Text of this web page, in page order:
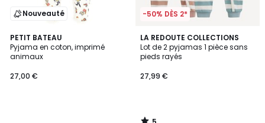
Nouveauté
PETIT BATEAU
Pyjama en coton, imprimé
animaux
27,00 €
-50% DÈS 2*
LA REDOUTE COLLECTIONS
Lot de 2 pyjamas 1 pièce sans
pieds rayés
27,99 €
5
/
5